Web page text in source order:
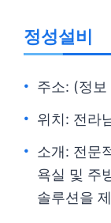
정성설비
주소: (정보
위치: 전라
소개: 전문
욕실 및 주
솔루션을